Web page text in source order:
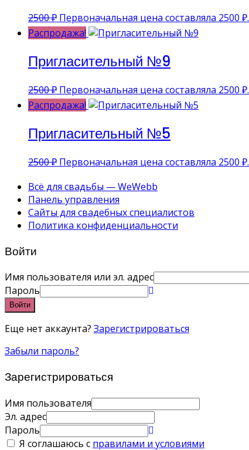
2500₽ Первоначальная цена составляла 2500 ₽.
Распродажа!
Пригласительный №9
2500₽ Первоначальная цена составляла 2500 ₽.
Распродажа!
Пригласительный №5
2500₽ Первоначальная цена составляла 2500 ₽.
Всё для свадьбы — WeWebb
Панель управления
Сайты для свадебных специалистов
Политика конфиденциальности
Войти
Имя пользователя или эл. адрес
Пароль
Войти
Еще нет аккаунта? Зарегистрироваться
Забыли пароль?
Зарегистрироваться
Имя пользователя
Эл. адрес
Пароль
Я соглашаюсь с правилами и условиями